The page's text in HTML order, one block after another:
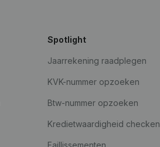
Spotlight
Jaarrekening raadplegen
KVK-nummer opzoeken
Btw-nummer opzoeken
Kredietwaardigheid checken
Faillissementen